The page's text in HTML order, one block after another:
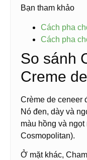
Bạn tham khảo
Cách pha
Cách pha
So sánh
Creme
Crème de ceneer
Nó đen, dày và
màu hồng và
Cosmopolitan).
Ở mặt khác,